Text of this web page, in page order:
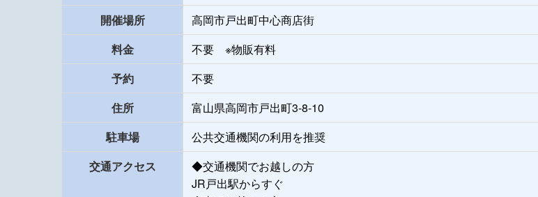
開催場所
高岡市戸出町中心商店街
料金
不要 ※物販有料
予約
不要
住所
富山県高岡市戸出町3-8-10
駐車場
公共交通機関の利用を推奨
交通アクセス
◆交通機関でお越しの方
JR戸出駅からすぐ